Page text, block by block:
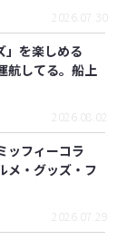
2026.07.30
」を楽しめる
航してる。船上
2026.08.02
ッフィーコラ
メ・グッズ・フ
2026.07.29